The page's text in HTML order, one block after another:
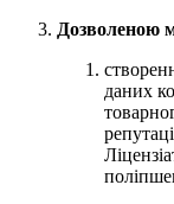
Дозволеною
даних